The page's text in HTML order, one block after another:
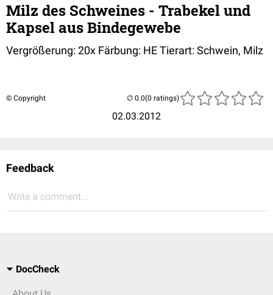
Milz des Schweines - Trabekel und
Kapsel aus Bindegewebe
Vergrößerung: 20x Färbung: HE Tierart: Schwein, Milz
© Copyright
02.03.2012
(0 ratings)
Feedback
Write a comment...
DocCheck